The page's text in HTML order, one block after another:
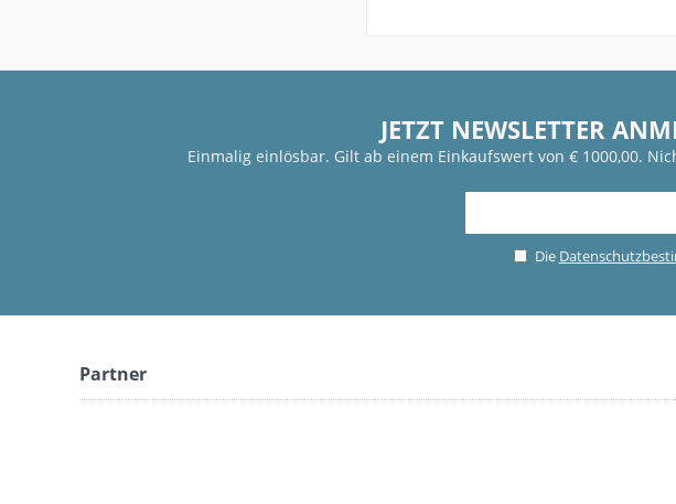
JETZT NEWSLETTER
Einmalig einlösbar. Gilt ab einem Einkaufswert von € 1000,00.
Die
Partner